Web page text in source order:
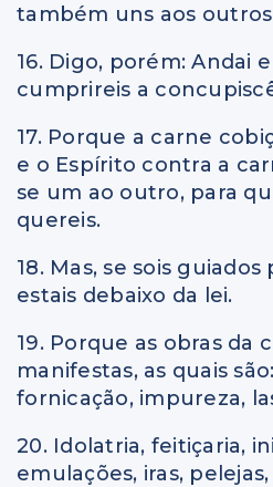
também uns aos
16. Digo, porém: Andai
cumprireis a
17. Porque a carne
e o Espírito contra a
se um ao outro, para
quereis.
18. Mas, se sois
estais debaixo da lei.
19. Porque as obras da
manifestas, as quais
fornicação, impureza,
20. Idolatria, feitiçaria,
emulações, iras,